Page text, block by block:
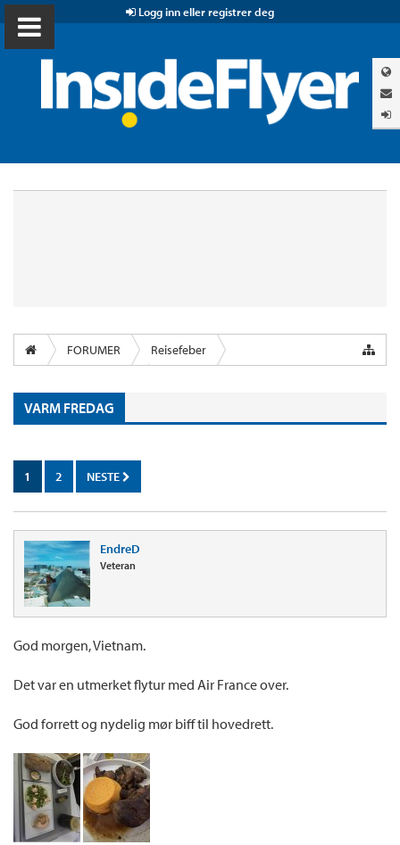
Logg inn eller registrer deg
FORUMER
Reisefeber
VARM FREDAG
1 2 NESTE
EndreD
Veteran
God morgen, Vietnam.
Det var en utmerket flytur med Air France over.
God forrett og nydelig mør biff til hovedrett.